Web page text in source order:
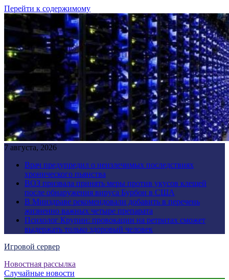
Перейти к содержимому
7 августа, 2026
Врач предупредил о неизлечимых последствиях
хронического пьянства
ВОЗ призвала принять меры против укусов клещей
после обнаружения вируса Бурбон в США
В Минздраве рекомендовали добавить в перечень
жизненно важных четыре препарата
Психолог Крупин: провокации на ретритах сможет
выдержать только здоровый человек
Игровой сервер
Новостная рассылка
Случайные новости